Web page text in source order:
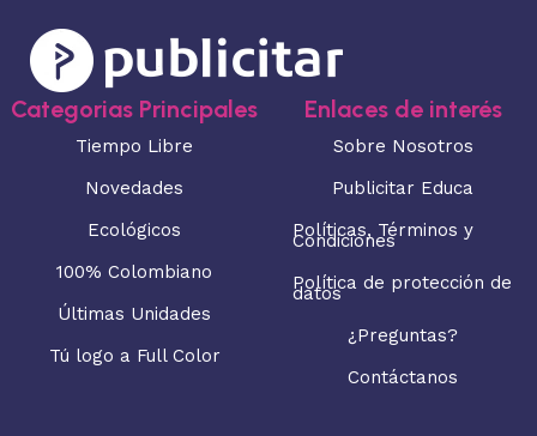
Categorias Principales
Tiempo Libre
Novedades
Ecológicos
100% Colombiano
Últimas Unidades
Tú logo a Full Color
Enlaces de interés
Sobre Nosotros
Publicitar Educa
Políticas, Términos y
Condiciones
Política de protección de
datos
¿Preguntas?
Contáctanos